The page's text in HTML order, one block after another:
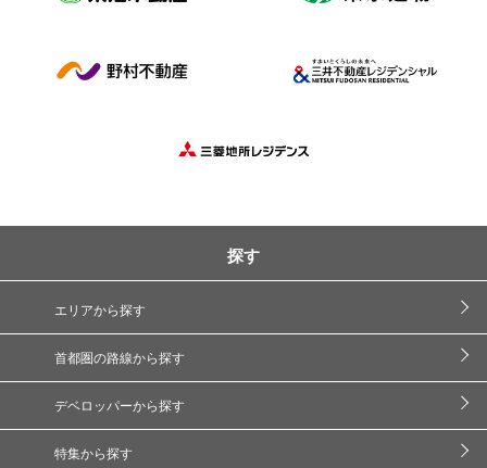
探す
エリアから探す
首都圏の路線から探す
デベロッパーから探す
特集から探す